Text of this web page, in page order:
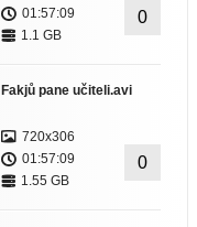
01:57:09
1.1 GB
0
Fakjů pane učiteli.avi
720x306
01:57:09
1.55 GB
0